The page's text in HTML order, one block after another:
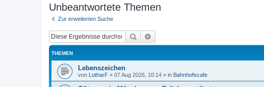
Unbeantwortete Themen
Zur erweiterten Suche
Suche
THEMEN
Lebenszeichen
von LotharF » 07 Aug 2026, 10:14 » in Bahnhofscafe